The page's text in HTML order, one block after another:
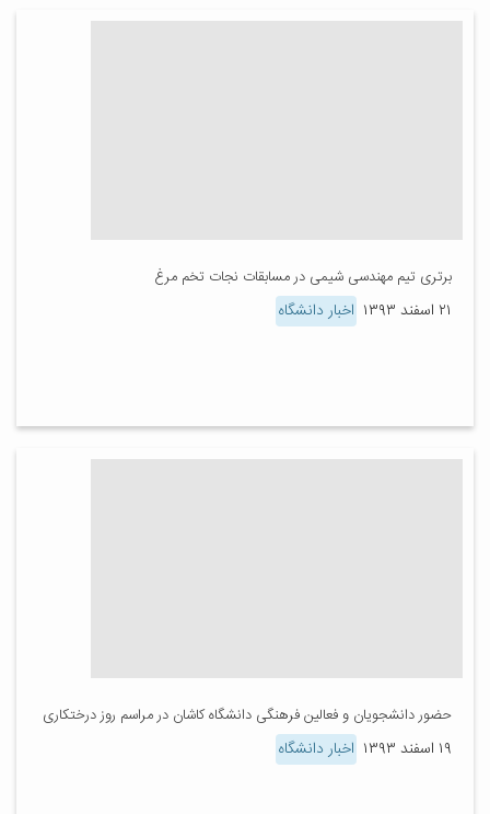
برتری تیم مهندسی شیمی در مسابقات نجات تخم مرغ
۲۱ اسفند ۱۳۹۳ اخبار دانشگاه
حضور دانشجویان و فعالین فرهنگی دانشگاه کاشان در مراسم روز درختکاری
۱۹ اسفند ۱۳۹۳ اخبار دانشگاه